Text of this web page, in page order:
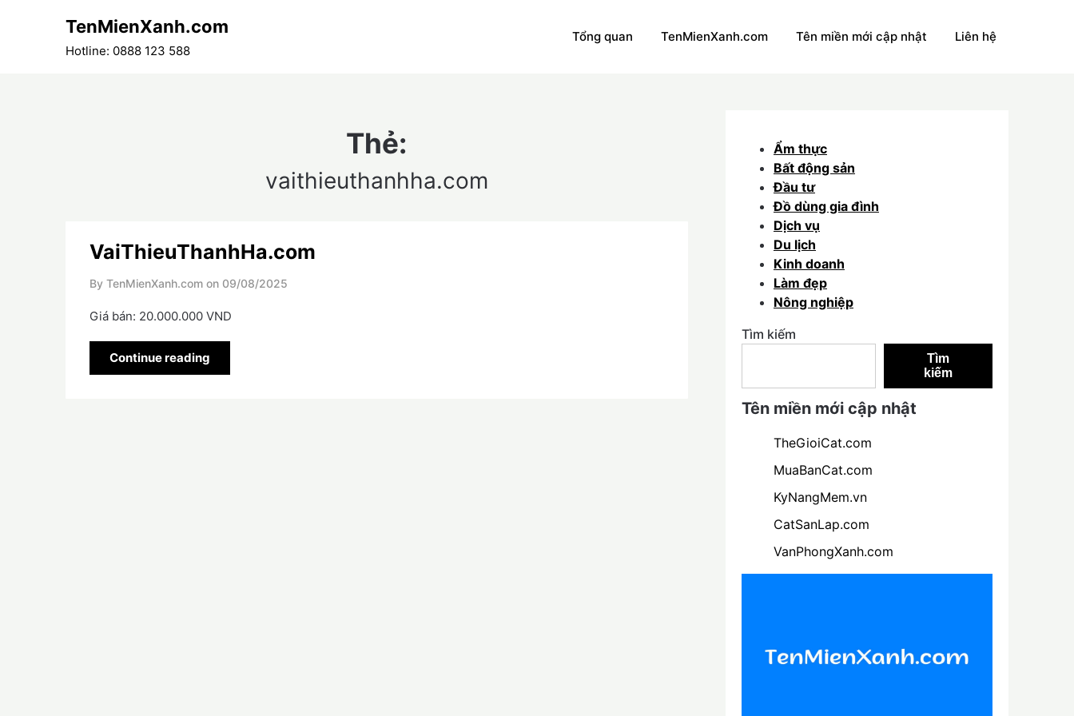
TenMienXanh.com
Hotline: 0888 123 588
Tổng quan TenMienXanh.com Tên miền mới cập nhật Liên hệ
Thẻ:
vaithieuthanhha.com
VaiThieuThanhHa.com
By TenMienXanh.com on 09/08/2025
Giá bán: 20.000.000 VND
Continue reading
Ẩm thực
Bất động sản
Đầu tư
Đồ dùng gia đình
Dịch vụ
Du lịch
Kinh doanh
Làm đẹp
Nông nghiệp
Tìm kiếm
Tìm
kiếm
Tên miền mới cập nhật
TheGioiCat.com
MuaBanCat.com
KyNangMem.vn
CatSanLap.com
VanPhongXanh.com